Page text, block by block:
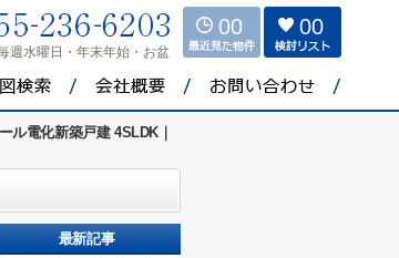
週水曜日・年末年始・お盆
00 00
ル電化新築戸建 4SLDK｜
最新記事